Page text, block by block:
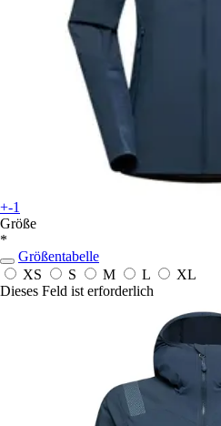
+-1
Größe
*
Größentabelle
XS
S M L
XL
Dieses Feld ist erforderlich